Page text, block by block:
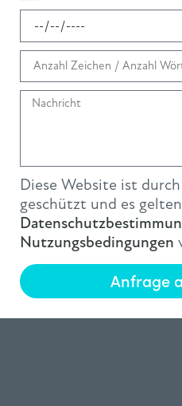
Diese Website ist
geschützt und es
Nutzungsbedingungen
Anfrage